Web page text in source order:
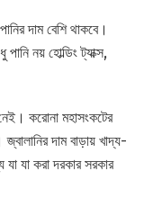
দাম বেশি থাকবে।
নয় হোল্ডিং ট্যাক্স,
করোনা মহাসংকটের
দাম বাড়ায় খাদ্য-
যা করা দরকার সরকার